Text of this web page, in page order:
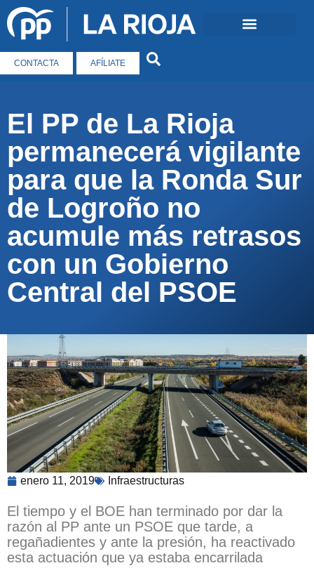
CONTACTA AFÍLIATE
El PP de La Rioja
permanecerá vigilante
para que la Ronda Sur
de Logroño no
acumule más retrasos
con un Gobierno
Central del PSOE
enero 11, 2019 Infraestructuras
El tiempo y el BOE han terminado por dar la
razón al PP ante un PSOE que tarde, a
regañadientes y ante la presión, ha reactivado
esta actuación que ya estaba encarrilada